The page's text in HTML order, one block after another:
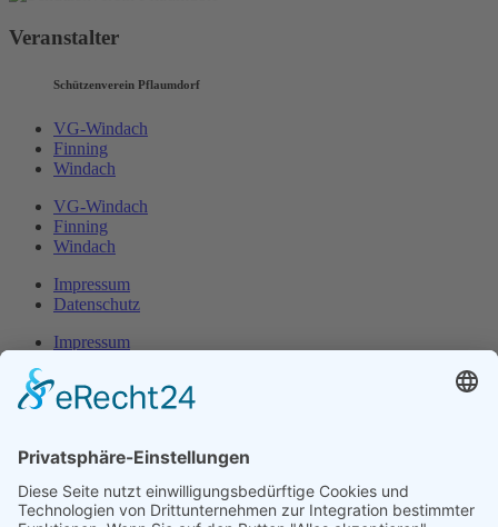
Veranstalter
Schützenverein Pflaumdorf
VG-Windach
Finning
Windach
VG-Windach
Finning
Windach
Impressum
Datenschutz
Impressum
Erster Bürgermeister Eresing
86922 Eresing